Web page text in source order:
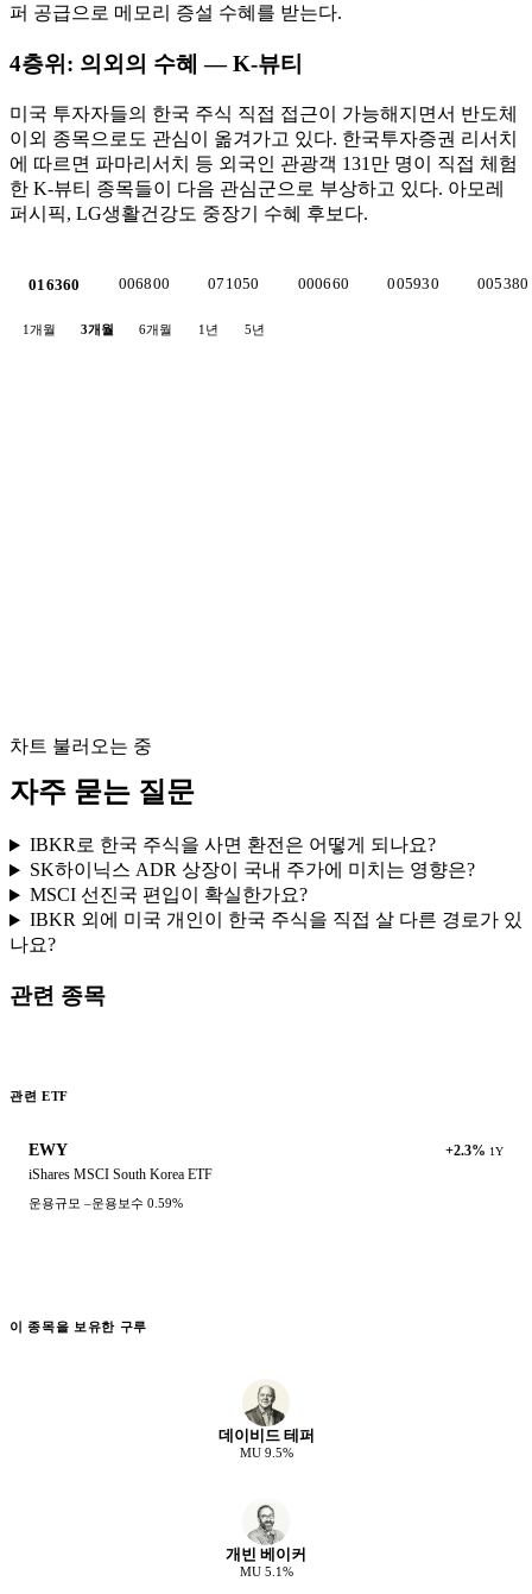
퍼 공급으로 메모리 증설 수혜를 받는다.
4층위: 의외의 수혜 — K-뷰티
미국 투자자들의 한국 주식 직접 접근이 가능해지면서 반도체
이외 종목으로도 관심이 옮겨가고 있다. 한국투자증권 리서치
에 따르면 파마리서치 등 외국인 관광객 131만 명이 직접 체험
한 K-뷰티 종목들이 다음 관심군으로 부상하고 있다. 아모레
퍼시픽, LG생활건강도 중장기 수혜 후보다.
016360 006800 071050 000660 005930 005380
1개월 3개월 6개월 1년 5년
차트 불러오는 중
자주 묻는 질문
IBKR로 한국 주식을 사면 환전은 어떻게 되나요?
SK하이닉스 ADR 상장이 국내 주가에 미치는 영향은?
MSCI 선진국 편입이 확실한가요?
IBKR 외에 미국 개인이 한국 주식을 직접 살 다른 경로가 있
나요?
관련 종목
관련 ETF
EWY +2.3% 1Y
iShares MSCI South Korea ETF
운용규모 –운용보수 0.59%
이 종목을 보유한 구루
데이비드 테퍼
MU 9.5%
개빈 베이커
MU 5.1%